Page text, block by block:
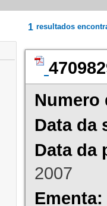
1 resultados
Numero
Data da
Data da
2007
Ementa: